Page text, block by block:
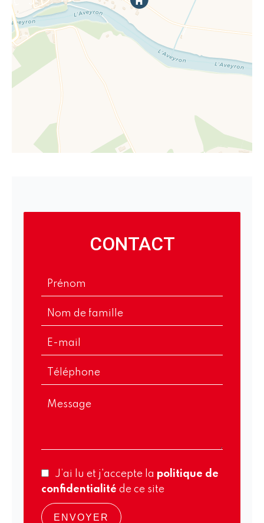
CONTACT
J’ai lu et j'accepte la politique de
confidentialité de ce site
ENVOYER